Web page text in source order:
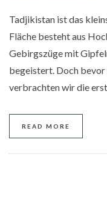
Tadjikistan ist das
Fläche besteht aus
Gebirgszüge mit
begeistert. Doch
verbrachten wir die
READ MORE